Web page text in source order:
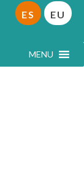
MENU
ES EU